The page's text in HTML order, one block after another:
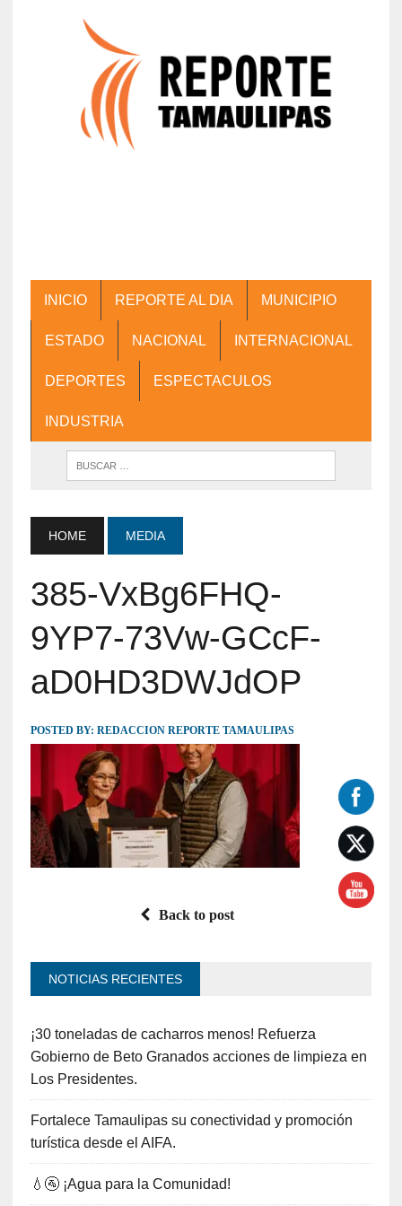
INICIO REPORTE AL DIA MUNICIPIO
ESTADO NACIONAL INTERNACIONAL
DEPORTES ESPECTACULOS
INDUSTRIA
HOME MEDIA
385-VxBg6FHQ-
9YP7-73Vw-GCcF-
aD0HD3DWJdOP
POSTED BY: REDACCION REPORTE TAMAULIPAS
Back to post
NOTICIAS RECIENTES
¡30 toneladas de cacharros menos! Refuerza
Gobierno de Beto Granados acciones de limpieza en
Los Presidentes.
Fortalece Tamaulipas su conectividad y promoción
turística desde el AIFA.
💧🚰 ¡Agua para la Comunidad!